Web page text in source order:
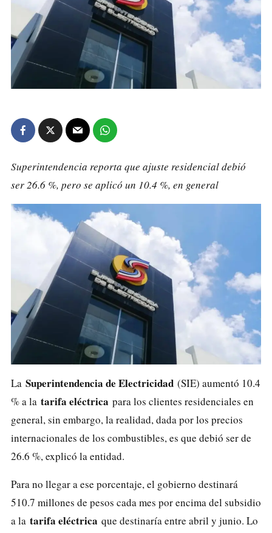
Superintendencia reporta que ajuste residencial debió
ser 26.6 %, pero se aplicó un 10.4 %, en general
La Superintendencia de Electricidad (SIE) aumentó 10.4
% a la tarifa eléctrica para los clientes residenciales en
general, sin embargo, la realidad, dada por los precios
internacionales de los combustibles, es que debió ser de
26.6 %, explicó la entidad.
Para no llegar a ese porcentaje, el gobierno destinará
510.7 millones de pesos cada mes por encima del subsidio
a la tarifa eléctrica que destinaría entre abril y junio. Lo